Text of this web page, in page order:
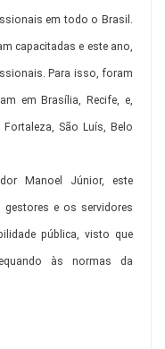
em todo o Brasil.
capacitadas e este ano,
Para isso, foram
em Brasília, Recife, e,
São Luís, Belo
Manoel Júnior, este
gestores e os servidores
pública, visto que
às normas da